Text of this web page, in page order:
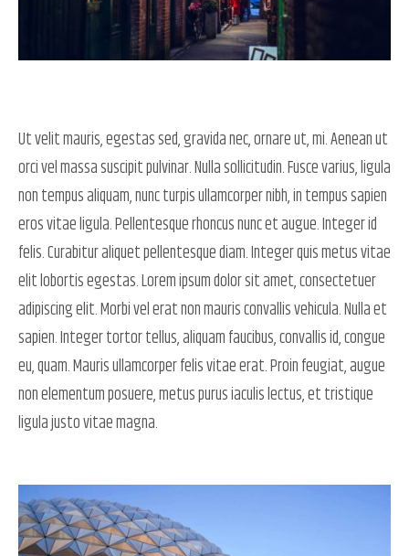
Ut velit mauris, egestas sed, gravida nec, ornare ut, mi. Aenean ut
orci vel massa suscipit pulvinar. Nulla sollicitudin. Fusce varius, ligula
non tempus aliquam, nunc turpis ullamcorper nibh, in tempus sapien
eros vitae ligula. Pellentesque rhoncus nunc et augue. Integer id
felis. Curabitur aliquet pellentesque diam. Integer quis metus vitae
elit lobortis egestas. Lorem ipsum dolor sit amet, consectetuer
adipiscing elit. Morbi vel erat non mauris convallis vehicula. Nulla et
sapien. Integer tortor tellus, aliquam faucibus, convallis id, congue
eu, quam. Mauris ullamcorper felis vitae erat. Proin feugiat, augue
non elementum posuere, metus purus iaculis lectus, et tristique
ligula justo vitae magna.